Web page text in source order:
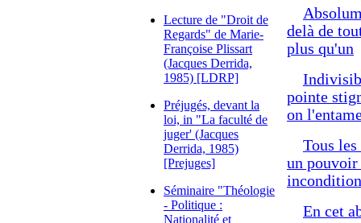
Lecture de "Droit de
Regards" de Marie-
Françoise Plissart
(Jacques Derrida,
1985) [LDRP]
Préjugés, devant la
loi, in "La faculté de
juger' (Jacques
Derrida, 1985)
[Prejuges]
Séminaire "Théologie
- Politique :
Nationalité et
delà de
plus qu'un
pointe
on
Tous
un pouvoir
En cet